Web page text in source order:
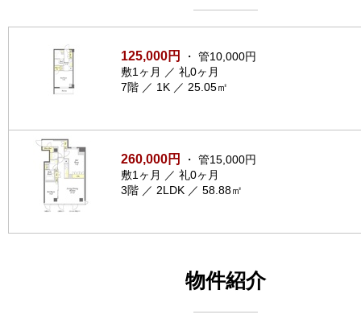
125,000円
・ 管10,000円
敷1ヶ月 ／ 礼0ヶ月
7階 ／ 1K ／ 25.05㎡
260,000円
・ 管15,000円
敷1ヶ月 ／ 礼0ヶ月
3階 ／ 2LDK ／ 58.88㎡
物件紹介